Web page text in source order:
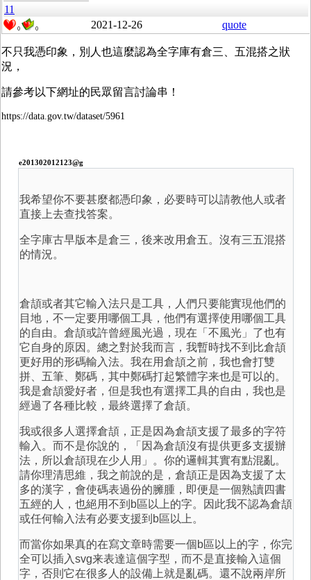
11
0 0 2021-12-26 quote
不只我憑印象，別人也這麼認為全字庫有倉三、五混搭之狀
況，
請參考以下網址的民眾留言討論串！
https://data.gov.tw/dataset/5961
e201302012123@g
我希望你不要甚麼都憑印象，必要時可以請教他人或者
直接上去查找答案。
全字庫古早版本是倉三，後来改用倉五。沒有三五混搭
的情況。
倉頡或者其它輸入法只是工具，人們只要能實現他們的
目地，不一定要用哪個工具，他們有選擇使用哪個工具
的自由。倉頡或許曾經風光過，現在「不風光」了也有
它自身的原因。總之對於我而言，我暫時找不到比倉頡
更好用的形碼輸入法。我在用倉頡之前，我也會打雙
拼、五筆、鄭碼，其中鄭碼打起繁體字来也是可以的。
我是倉頡愛好者，但是我也有選擇工具的自由，我也是
經過了各種比較，最終選擇了倉頡。
我或很多人選擇倉頡，正是因為倉頡支援了最多的字符
輸入。而不是你說的，「因為倉頡沒有提供更多支援辦
法，所以倉頡現在少人用」。你的邏輯其實有點混亂。
請你理清思維，我之前說的是，倉頡正是因為支援了太
多的漢字，會使碼表過份的臃腫，即便是一個熟讀四書
五經的人，也絕用不到b區以上的字。因此我不認為倉頡
或任何輸入法有必要支援到b區以上。
而當你如果真的在寫文章時需要一個b區以上的字，你完
全可以插入svg来表達這個字型，而不是直接輸入這個
字，否則它在很多人的設備上就是亂碼。還不說兩岸所